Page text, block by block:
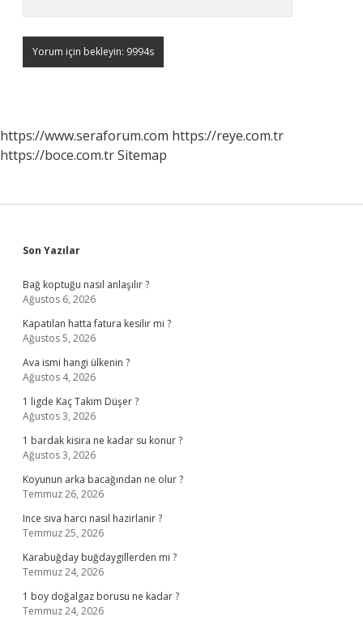
https://www.seraforum.com https://reye.com.tr
https://boce.com.trSitemap
Sidebar
Son Yazılar
Bağ koptuğu nasıl anlaşılır ?
Ağustos 6, 2026
Kapatılan hatta fatura kesilir mi ?
Ağustos 5, 2026
Ava ismi hangi ülkenin ?
Ağustos 4, 2026
1 ligde Kaç Takim Düşer ?
Ağustos 3, 2026
1 bardak kisira ne kadar su konur ?
Ağustos 3, 2026
Koyunun arka bacağından ne olur ?
Temmuz 26, 2026
Ince sıva harcı nasıl hazirlanir ?
Temmuz 25, 2026
Karabuğday buğdaygillerden mi ?
Temmuz 24, 2026
1 boy doğalgaz borusu ne kadar ?
Temmuz 24, 2026